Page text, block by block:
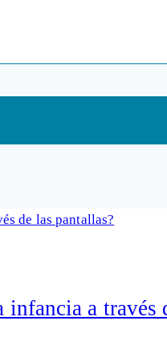
a través